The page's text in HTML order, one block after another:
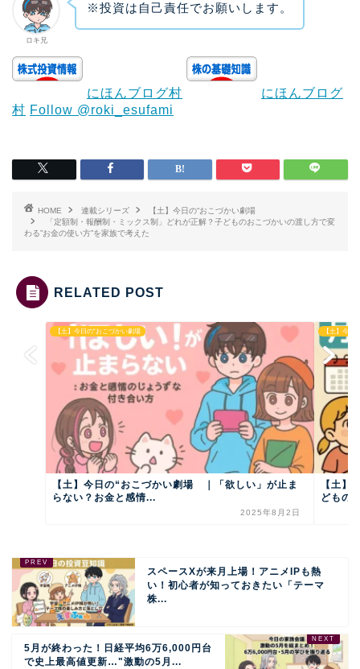
ロキ兄
※投資は自己責任でお願いします。
にほんブログ村
にほんブログ
村 Follow @roki_esufami
HOME 連載シリーズ
【土】今日の“おこづかい劇場
「定額制・報酬制・ミックス制」どれが正解？子どものおこづかいの渡し方で変
わる”お金の使い方”を家族で考えた
RELATED POST
【土】今日の“おこづかい劇場
【土】今日の“おこづかい劇場 ｜「欲しい」が止ま
らない？お金と感情...
2025年8月2日
【土】今日
【土】
どもの
スペースXが来月上場！アニメIPも熱
い！初心者が知っておきたい「テーマ
株...
5月が終わった！日経平均6万6,000円台
で史上最高値更新…"激動の5月...